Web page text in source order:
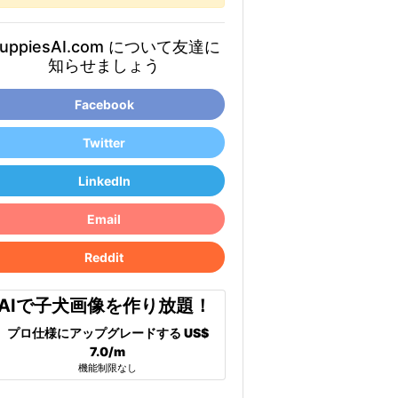
について友達に
知らせましょう
Facebook
Twitter
LinkedIn
Email
Reddit
で子犬画像を作り放題！
プロ仕様にアップグレードする US$
7.0/m
機能制限なし